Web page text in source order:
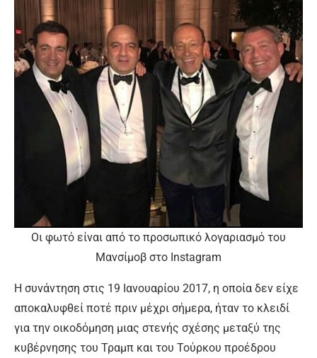
Οι φωτό είναι από το προσωπικό λογαριασμό του
Μανσίμοβ στο Instagram
Η συνάντηση στις 19 Ιανουαρίου 2017, η οποία δεν είχε
αποκαλυφθεί ποτέ πριν μέχρι σήμερα, ήταν το κλειδί
για την οικοδόμηση μιας στενής σχέσης μεταξύ της
κυβέρνησης του Τραμπ και του Τούρκου προέδρου